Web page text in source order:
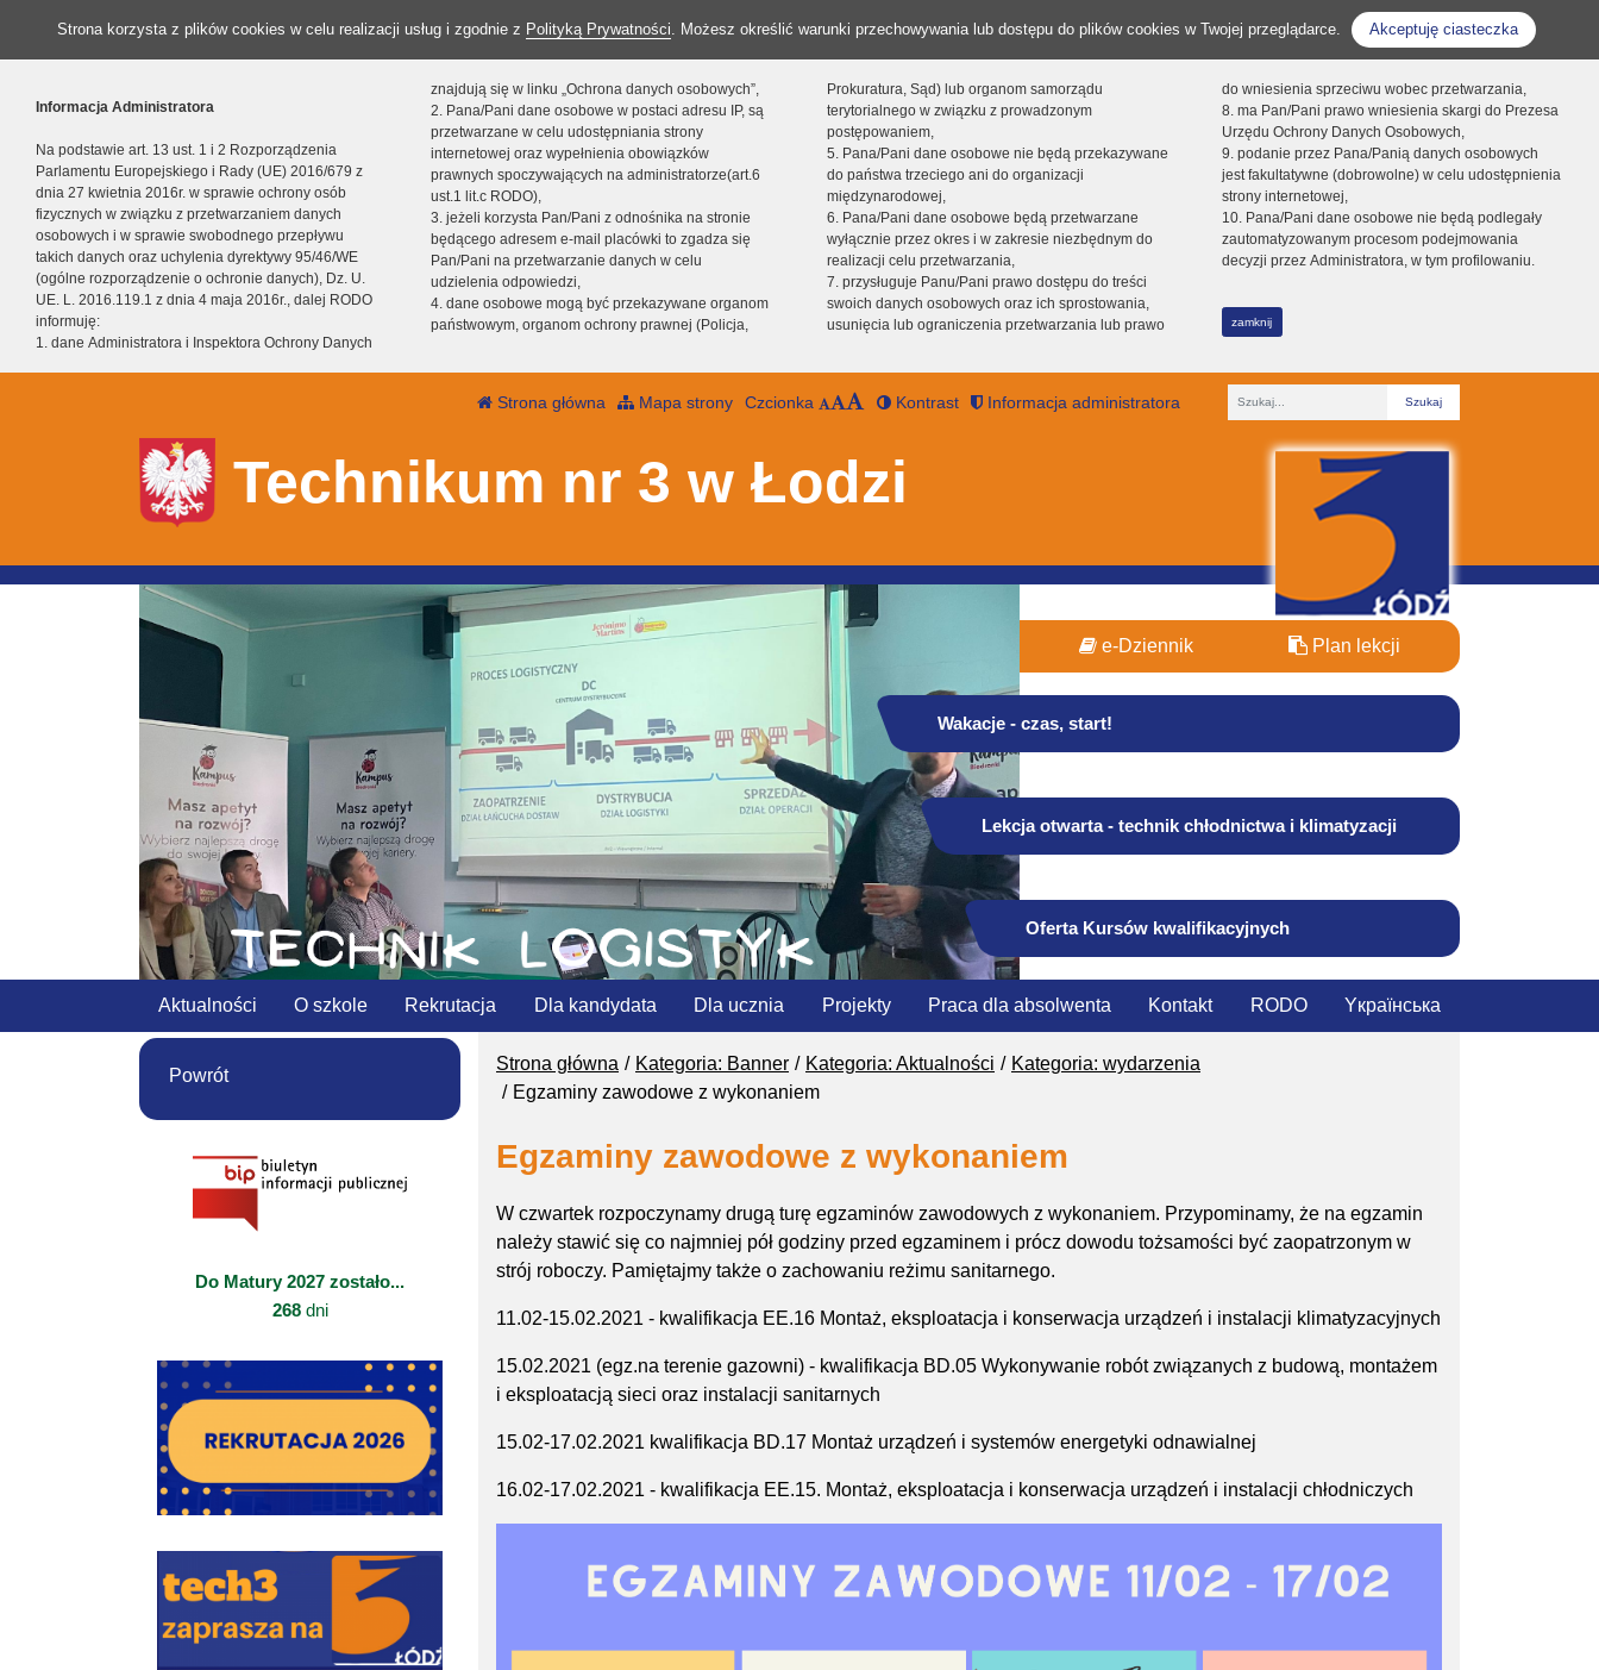
Strona korzysta z plików cookies w celu realizacji usług i zgodnie z Polityką Prywatności. Możesz określić warunki przechowywania lub dostępu do plików cookies w Twojej przeglądarce. Akceptuję ciasteczka
Informacja Administratora
Na podstawie art. 13 ust. 1 i 2 Rozporządzenia
Parlamentu Europejskiego i Rady (UE) 2016/679 z
dnia 27 kwietnia 2016r. w sprawie ochrony osób
fizycznych w związku z przetwarzaniem danych
osobowych i w sprawie swobodnego przepływu
takich danych oraz uchylenia dyrektywy 95/46/WE
(ogólne rozporządzenie o ochronie danych), Dz. U.
UE. L. 2016.119.1 z dnia 4 maja 2016r., dalej RODO
informuję:
1. dane Administratora i Inspektora Ochrony Danych
znajdują się w linku „Ochrona danych osobowych”,
2. Pana/Pani dane osobowe w postaci adresu IP, są
przetwarzane w celu udostępniania strony
internetowej oraz wypełnienia obowiązków
prawnych spoczywających na administratorze(art.6
ust.1 lit.c RODO),
3. jeżeli korzysta Pan/Pani z odnośnika na stronie
będącego adresem e-mail placówki to zgadza się
Pan/Pani na przetwarzanie danych w celu
udzielenia odpowiedzi,
4. dane osobowe mogą być przekazywane organom
państwowym, organom ochrony prawnej (Policja,
Prokuratura, Sąd) lub organom samorządu
terytorialnego w związku z prowadzonym
postępowaniem,
5. Pana/Pani dane osobowe nie będą przekazywane
do państwa trzeciego ani do organizacji
międzynarodowej,
6. Pana/Pani dane osobowe będą przetwarzane
wyłącznie przez okres i w zakresie niezbędnym do
realizacji celu przetwarzania,
7. przysługuje Panu/Pani prawo dostępu do treści
swoich danych osobowych oraz ich sprostowania,
usunięcia lub ograniczenia przetwarzania lub prawo
do wniesienia sprzeciwu wobec przetwarzania,
8. ma Pan/Pani prawo wniesienia skargi do Prezesa
Urzędu Ochrony Danych Osobowych,
9. podanie przez Pana/Panią danych osobowych
jest fakultatywne (dobrowolne) w celu udostępnienia
strony internetowej,
10. Pana/Pani dane osobowe nie będą podlegały
zautomatyzowanym procesom podejmowania
decyzji przez Administratora, w tym profilowaniu.
zamknij
Strona główna Mapa strony Czcionka Kontrast Informacja administratora
Fraza
Technikum nr 3 w Łodzi
e-Dziennik Plan lekcji
Wakacje - czas, start!
Lekcja otwarta - technik chłodnictwa i klimatyzacji
Oferta Kursów kwalifikacyjnych
Aktualności O szkole Rekrutacja Dla kandydata Dla ucznia Projekty Praca dla absolwenta Kontakt RODO Yкраїнська
Strona główna Kategoria: Banner Kategoria: Aktualności
Kategoria: wydarzenia
Egzaminy zawodowe z wykonaniem
Egzaminy zawodowe z wykonaniem
W czwartek rozpoczynamy drugą turę egzaminów zawodowych z wykonaniem. Przypominamy, że na egzamin
należy stawić się co najmniej pół godziny przed egzaminem i prócz dowodu tożsamości być zaopatrzonym w
strój roboczy. Pamiętajmy także o zachowaniu reżimu sanitarnego.
11.02-15.02.2021 - kwalifikacja EE.16 Montaż, eksploatacja i konserwacja urządzeń i instalacji klimatyzacyjnych
15.02.2021 (egz.na terenie gazowni) - kwalifikacja BD.05 Wykonywanie robót związanych z budową, montażem
i eksploatacją sieci oraz instalacji sanitarnych
15.02-17.02.2021 kwalifikacja BD.17 Montaż urządzeń i systemów energetyki odnawialnej
16.02-17.02.2021 - kwalifikacja EE.15. Montaż, eksploatacja i konserwacja urządzeń i instalacji chłodniczych
Powrót
Do Matury 2027 zostało...
268dni